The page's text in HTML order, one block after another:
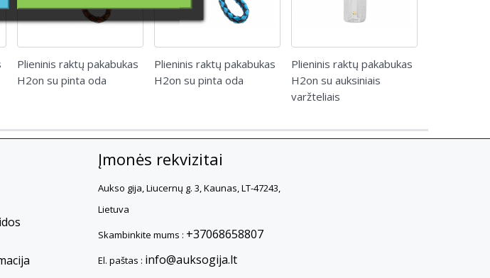
Plieninis raktų pakabukas
H2on su pinta oda
Plieninis raktų pakabukas
H2on su pinta oda
Plieninis raktų pakabukas
H2on su auksiniais
varžteliais
Įmonės rekvizitai
Aukso gija, Liucernų g. 3, Kaunas, LT-47243,
Lietuva
Skambinkite mums : +37068658807
El. paštas : info@auksogija.lt